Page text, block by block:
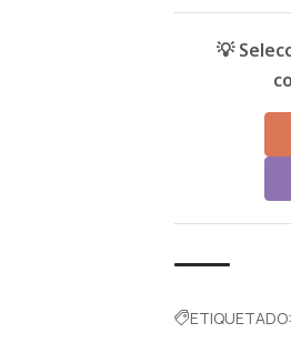
💡
ETIQUETADO: